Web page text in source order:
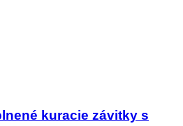
kuracie závitky s